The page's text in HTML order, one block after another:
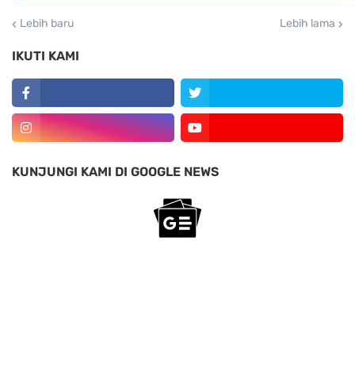
Lebih baru Lebih lama
IKUTI KAMI
KUNJUNGI KAMI DI GOOGLE NEWS